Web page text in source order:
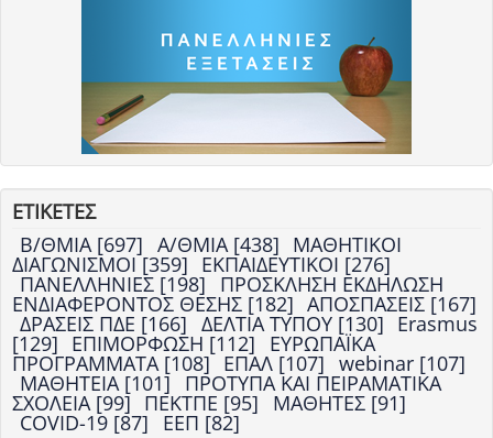
ΕΤΙΚΕΤΕΣ
Β/ΘΜΙΑ [697] Α/ΘΜΙΑ [438] ΜΑΘΗΤΙΚΟΙ
ΔΙΑΓΩΝΙΣΜΟΙ [359] ΕΚΠΑΙΔΕΥΤΙΚΟΙ [276]
ΠΑΝΕΛΛΗΝΙΕΣ [198] ΠΡΟΣΚΛΗΣΗ ΕΚΔΗΛΩΣΗ
ΕΝΔΙΑΦΕΡΟΝΤΟΣ ΘΕΣΗΣ [182] ΑΠΟΣΠΑΣΕΙΣ [167]
ΔΡΑΣΕΙΣ ΠΔΕ [166] ΔΕΛΤΙΑ ΤΥΠΟΥ [130] Erasmus
[129] ΕΠΙΜΟΡΦΩΣΗ [112] ΕΥΡΩΠΑΪΚΑ
ΠΡΟΓΡΑΜΜΑΤΑ [108] ΕΠΑΛ [107] webinar [107]
ΜΑΘΗΤΕΙΑ [101] ΠΡΟΤΥΠΑ ΚΑΙ ΠΕΙΡΑΜΑΤΙΚΑ
ΣΧΟΛΕΙΑ [99] ΠΕΚΤΠΕ [95] ΜΑΘΗΤΕΣ [91]
COVID-19 [87] ΕΕΠ [82]